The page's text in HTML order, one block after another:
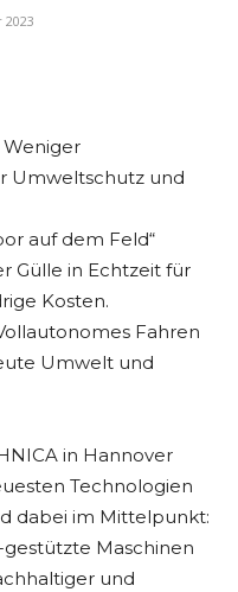
Weniger
Umweltschutz und
auf dem Feld“
Gülle in Echtzeit für
Kosten.
Fahren
Umwelt und
in Hannover
Technologien
dabei im Mittelpunkt:
Maschinen
und